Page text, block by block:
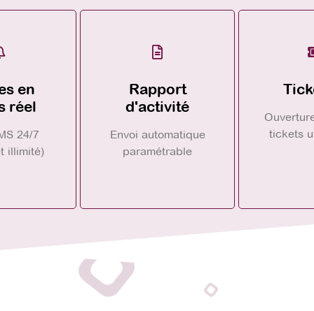
en
réel
24/7
illimité)
Rapport
d'activité
Envoi automatique
paramétrable
tickets